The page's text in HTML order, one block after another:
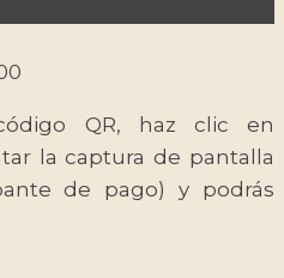
QR, haz clic en
la captura de pantalla
de pago) y podrás